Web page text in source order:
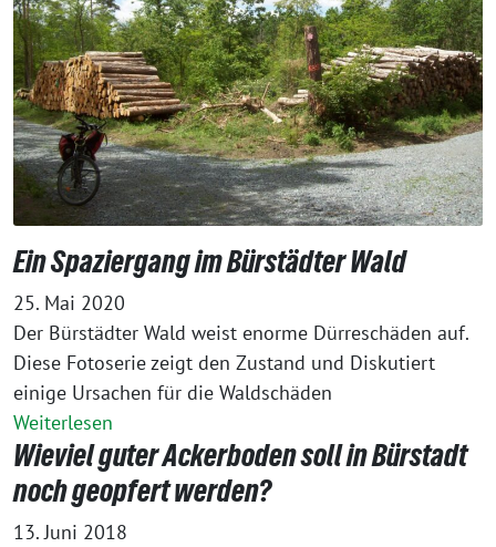
Ein Spaziergang im Bürstädter Wald
25. Mai 2020
Der Bürstädter Wald weist enorme Dürreschäden auf.
Diese Fotoserie zeigt den Zustand und Diskutiert
einige Ursachen für die Waldschäden
Weiterlesen
Wieviel guter Ackerboden soll in Bürstadt
noch geopfert werden?
13. Juni 2018